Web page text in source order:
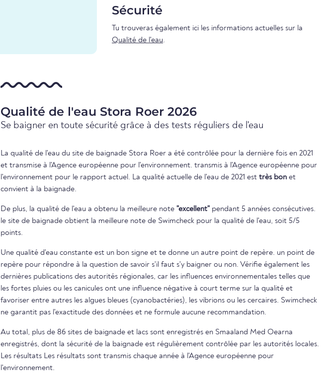
Sécurité
Tu trouveras également ici les informations actuelles sur la
Qualité de l'eau.
Qualité de l'eau Stora Roer 2026
Se baigner en toute sécurité grâce à des tests réguliers de l'eau
La qualité de l'eau du site de baignade Stora Roer a été contrôlée pour la dernière fois en 2021
et transmise à l'Agence européenne pour l'environnement. transmis à l'Agence européenne pour
l'environnement pour le rapport actuel. La qualité actuelle de l'eau de 2021 est très bon et
convient à la baignade.
De plus, la qualité de l'eau a obtenu la meilleure note "excellent" pendant 5 années consécutives.
le site de baignade obtient la meilleure note de Swimcheck pour la qualité de l'eau, soit 5/5
points.
Une qualité d'eau constante est un bon signe et te donne un autre point de repère. un point de
repère pour répondre à la question de savoir s'il faut s'y baigner ou non. Vérifie également les
dernières publications des autorités régionales, car les influences environnementales telles que
les fortes pluies ou les canicules ont une influence négative à court terme sur la qualité et
favoriser entre autres les algues bleues (cyanobactéries), les vibrions ou les cercaires. Swimcheck
ne garantit pas l'exactitude des données et ne formule aucune recommandation.
Au total, plus de 86 sites de baignade et lacs sont enregistrés en Smaaland Med Oearna
enregistrés, dont la sécurité de la baignade est régulièrement contrôlée par les autorités locales.
Les résultats Les résultats sont transmis chaque année à l'Agence européenne pour
l'environnement.